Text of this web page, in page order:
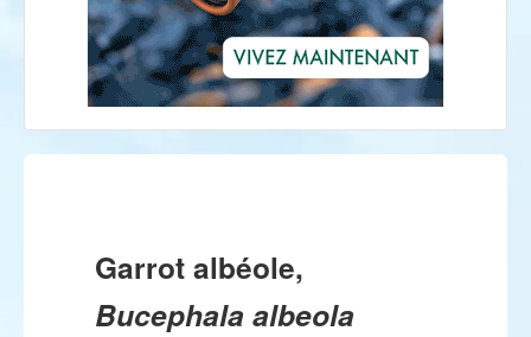
Garrot albéole,
Bucephala albeola